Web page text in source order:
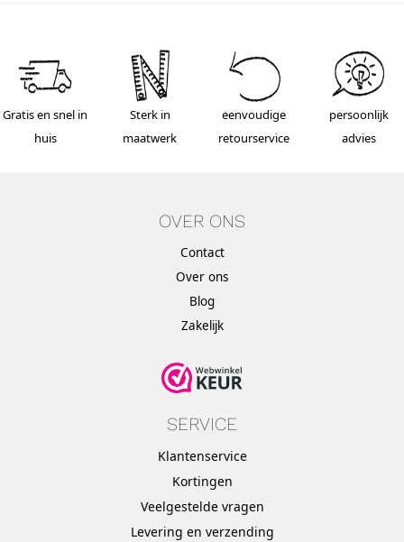
Gratis en snel in
huis
Sterk in
maatwerk
eenvoudige
retourservice
persoonlijk
advies
OVER ONS
Contact
Over ons
Blog
Zakelijk
SERVICE
Klantenservice
Kortingen
Veelgestelde vragen
Levering en verzending